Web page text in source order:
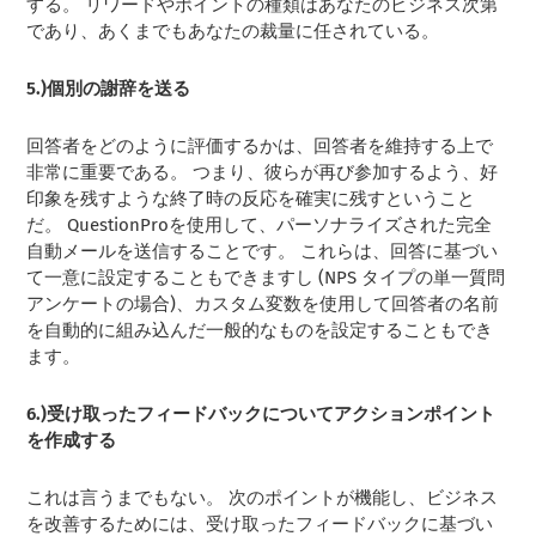
する。 リワードやポイントの種類はあなたのビジネス次第
であり、あくまでもあなたの裁量に任されている。
5.)個別の謝辞を送る
回答者をどのように評価するかは、回答者を維持する上で
非常に重要である。 つまり、彼らが再び参加するよう、好
印象を残すような終了時の反応を確実に残すということ
だ。 QuestionProを使用して、パーソナライズされた完全
自動メールを送信することです。 これらは、回答に基づい
て一意に設定することもできますし (NPS タイプの単一質問
アンケートの場合)、カスタム変数を使用して回答者の名前
を自動的に組み込んだ一般的なものを設定することもでき
ます。
6.)受け取ったフィードバックについてアクションポイント
を作成する
これは言うまでもない。 次のポイントが機能し、ビジネス
を改善するためには、受け取ったフィードバックに基づい